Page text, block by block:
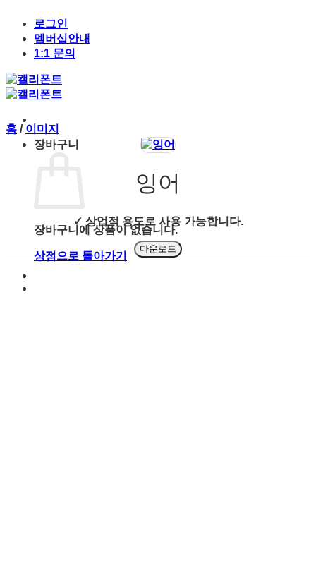
content
로그인
멤버십안내
1:1 문의
장바구니
장바구니에 상품이 없습니다.
상점으로 돌아가기
홈 / 이미지
잉어
✓ 상업적 용도로 사용 가능합니다.
다운로드